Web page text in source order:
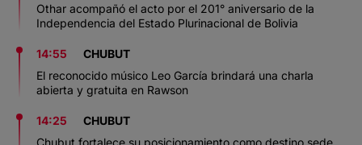
Othar acompañó el acto por el 201° aniversario de la
Independencia del Estado Plurinacional de Bolivia
14:55
CHUBUT
El reconocido músico Leo García brindará una charla
abierta y gratuita en Rawson
14:25
CHUBUT
Chubut fortalece su posicionamiento como destino sede